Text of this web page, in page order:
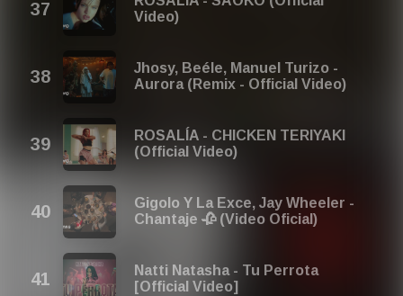
Video)
Jhosy, Beéle, Manuel Turizo -
Aurora (Remix - Official Video)
ROSALÍA - CHICKEN TERIYAKI
(Official Video)
Gigolo Y La Exce, Jay Wheeler -
Chantaje 🥀 (Video Oficial)
Natti Natasha - Tu Perrota
[Official Video]